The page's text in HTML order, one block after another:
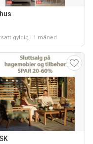
gyldig i 1 måned